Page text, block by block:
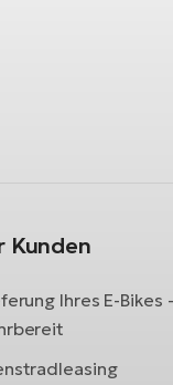
Kunden
Ihres E-Bikes